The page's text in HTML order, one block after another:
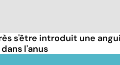
s'être introduit une
l'anus